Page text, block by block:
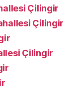
Çilingir
Çilingir
Çilingir